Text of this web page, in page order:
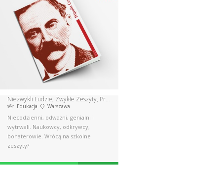
Niezwykli Ludzie, Zwykłe Zeszyty, Prosta Lekcja
Edukacja Warszawa
Niecodzienni, odważni, genialni i
wytrwali. Naukowcy, odkrywcy,
bohaterowie. Wrócą na szkolne
zeszyty?